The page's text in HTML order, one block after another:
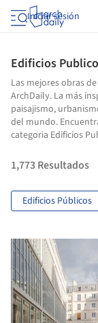
Iniciar sesión
Edificios
Las mejores obras
ArchDaily. La más
paisajismo,
del mundo.
categoria Edificios
1,773Resultados
Edificios Públicos